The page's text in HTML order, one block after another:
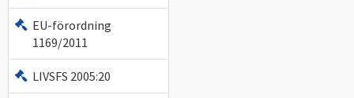
EU-förordning
1169/2011
LIVSFS 2005:20